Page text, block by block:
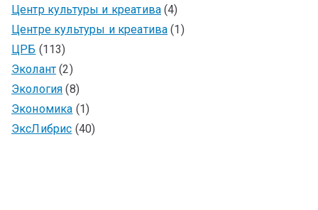
Центр культуры и креатива (4)
Центре культуры и креатива (1)
ЦРБ (113)
Эколант (2)
Экология (8)
Экономика (1)
ЭксЛибрис (40)